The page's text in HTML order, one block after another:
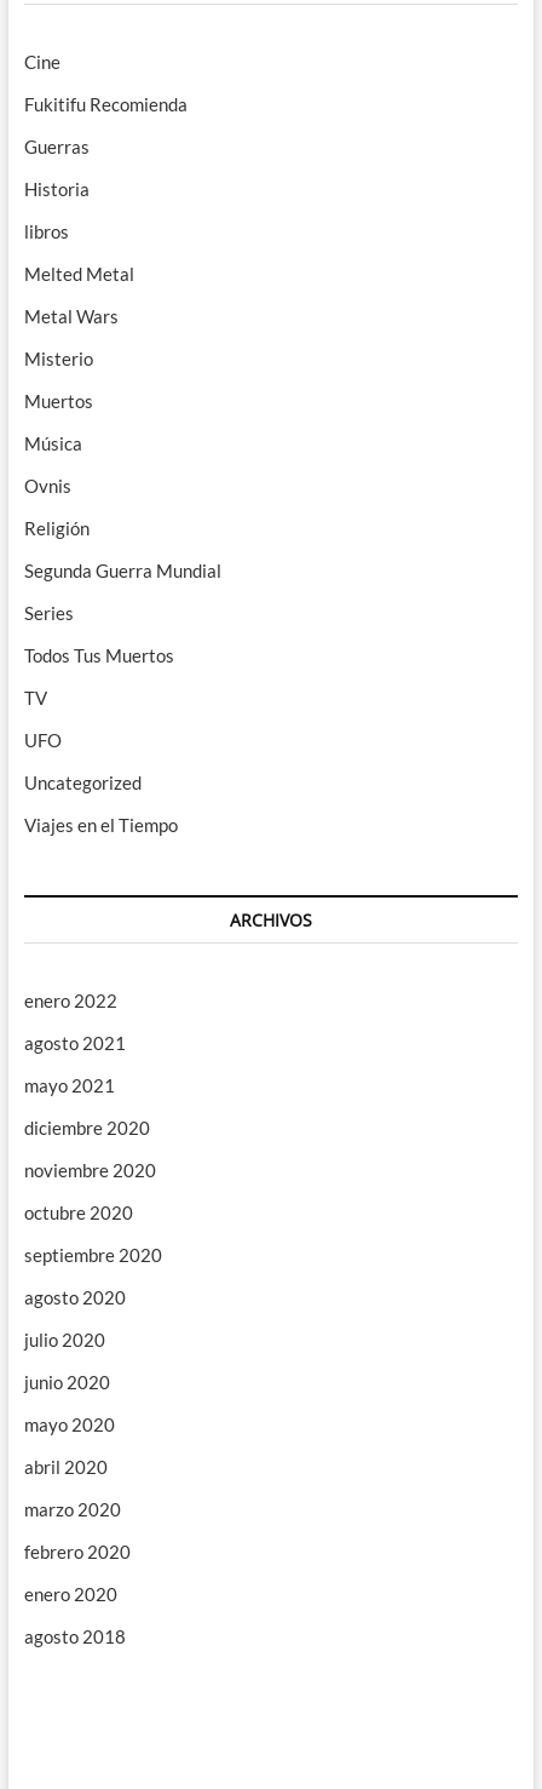
Cine
Fukitifu Recomienda
Guerras
Historia
libros
Melted Metal
Metal Wars
Misterio
Muertos
Música
Ovnis
Religión
Segunda Guerra Mundial
Series
Todos Tus Muertos
TV
UFO
Uncategorized
Viajes en el Tiempo
ARCHIVOS
enero 2022
agosto 2021
mayo 2021
diciembre 2020
noviembre 2020
octubre 2020
septiembre 2020
agosto 2020
julio 2020
junio 2020
mayo 2020
abril 2020
marzo 2020
febrero 2020
enero 2020
agosto 2018